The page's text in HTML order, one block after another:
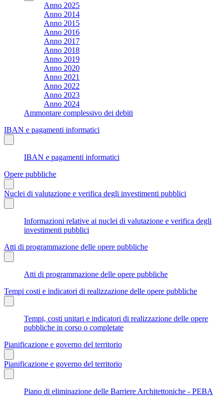
Anno 2025
Anno 2014
Anno 2015
Anno 2016
Anno 2017
Anno 2018
Anno 2019
Anno 2020
Anno 2021
Anno 2022
Anno 2023
Anno 2024
Ammontare complessivo dei debiti
IBAN e pagamenti informatici
IBAN e pagamenti informatici
Opere pubbliche
Nuclei di valutazione e verifica degli investimenti pubblici
Informazioni relative ai nuclei di valutazione e verifica degli
investimenti pubblici
Atti di programmazione delle opere pubbliche
Atti di programmazione delle opere pubbliche
Tempi costi e indicatori di realizzazione delle opere pubbliche
Tempi, costi unitari e indicatori di realizzazione delle opere
pubbliche in corso o completate
Pianificazione e governo del territorio
Pianificazione e governo del territorio
Piano di eliminazione delle Barriere Architettoniche - PEBA